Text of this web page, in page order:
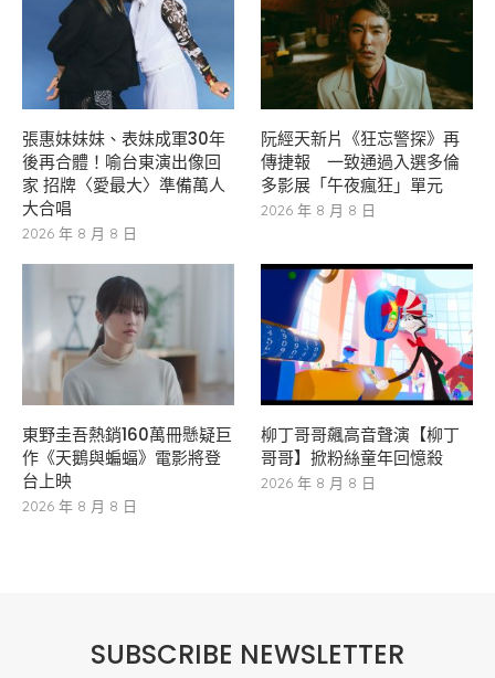
張惠妹妹妹、表妹成軍30年
後再合體！喻台東演出像回
家 招牌〈愛最大〉準備萬人
大合唱
2026 年 8 月 8 日
阮經天新片《狂忘警探》再
傳捷報 一致通過入選多倫
多影展「午夜瘋狂」單元
2026 年 8 月 8 日
東野圭吾熱銷160萬冊懸疑巨
作《天鵝與蝙蝠》電影將登
台上映
2026 年 8 月 8 日
柳丁哥哥飆高音聲演【柳丁
哥哥】掀粉絲童年回憶殺
2026 年 8 月 8 日
SUBSCRIBE NEWSLETTER